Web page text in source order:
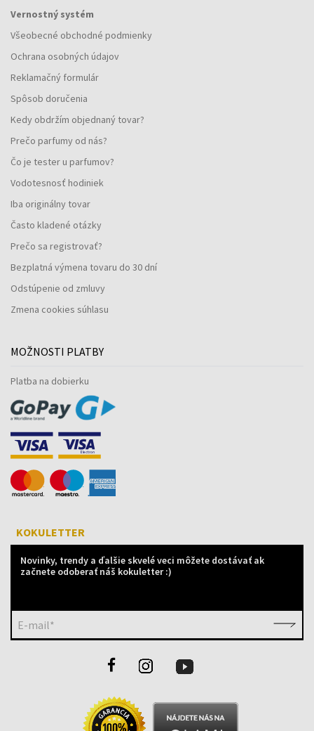
Vernostný systém
Všeobecné obchodné podmienky
Ochrana osobných údajov
Reklamačný formulár
Spôsob doručenia
Kedy obdržím objednaný tovar?
Prečo parfumy od nás?
Čo je tester u parfumov?
Vodotesnosť hodiniek
Iba originálny tovar
Často kladené otázky
Prečo sa registrovať?
Bezplatná výmena tovaru do 30 dní
Odstúpenie od zmluvy
Zmena cookies súhlasu
MOŽNOSTI PLATBY
Platba na dobierku
KOKULETTER
Novinky, trendy a ďalšie skvelé veci môžete dostávať ak
začnete odoberať náš kokuletter :)
E-mail*